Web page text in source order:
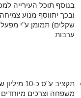
בנוסף תוכל העירייה
שקלים) תמומן ע"י
ערבות
תקציב
משפחה וצרכים